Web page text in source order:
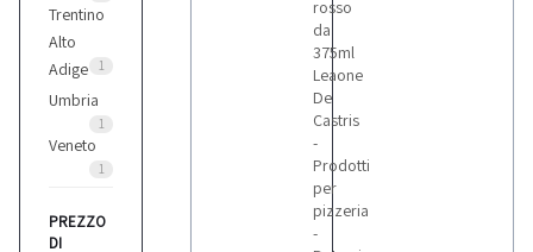
Trentino
Alto
Adige
1
Umbria
1
Veneto
1
PREZZO
DI
rosso
da
375ml
Leaone
De
Castris
-
Prodotti
per
pizzeria
-